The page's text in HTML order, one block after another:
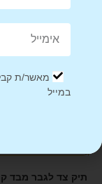
תיק צד לגבר מבד
מאשר/ת
במייל